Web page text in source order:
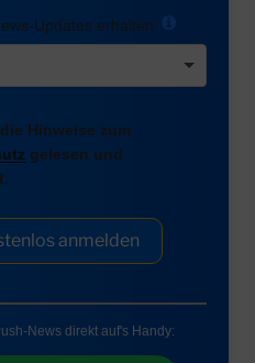
Updates erhalten:
Hinweise zum
gelesen und
anmelden
News direkt auf's Handy: